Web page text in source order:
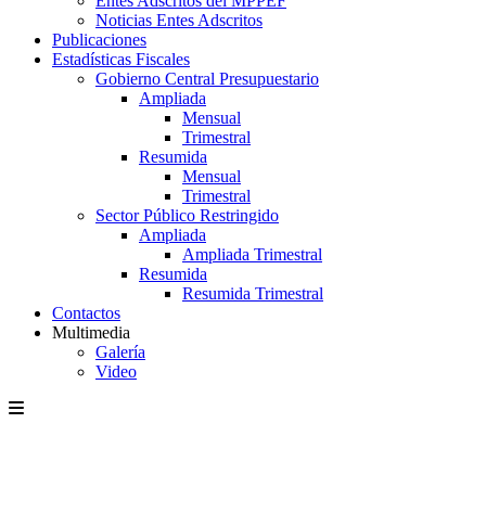
Noticias Entes Adscritos
Publicaciones
Estadísticas Fiscales
Gobierno Central Presupuestario
Ampliada
Mensual
Trimestral
Resumida
Mensual
Trimestral
Sector Público Restringido
Ampliada
Ampliada Trimestral
Resumida
Resumida Trimestral
Contactos
Multimedia
Galería
Video